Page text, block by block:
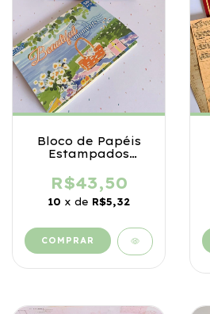
Bloco de Papéis
Estampados
9cm 50 folhas
R$43,50
10 x de R$5,32
COMPRAR